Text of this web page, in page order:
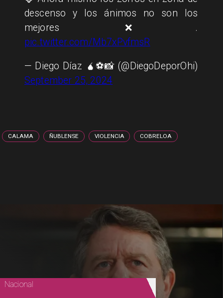
descenso y los ánimos no son los
mejores ❌.
pic.twitter.com/Mb7xPvfmsR
— Diego Díaz 🧉⚽📸 (@DiegoDeporOhi)
September 25, 2024
CALAMA ÑUBLENSE VIOLENCIA COBRELOA
Nacional